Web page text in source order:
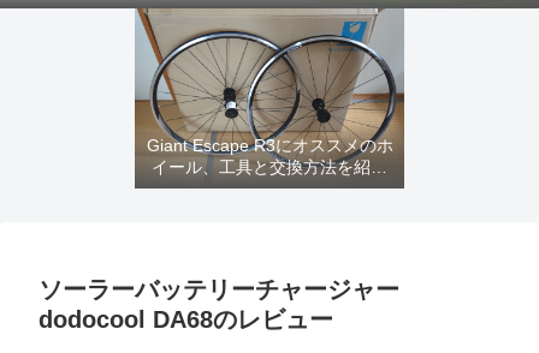
Giant Escape R3にオススメのホ
イール、工具と交換方法を紹介
するよ
ソーラーバッテリーチャージャー
dodocool DA68のレビュー